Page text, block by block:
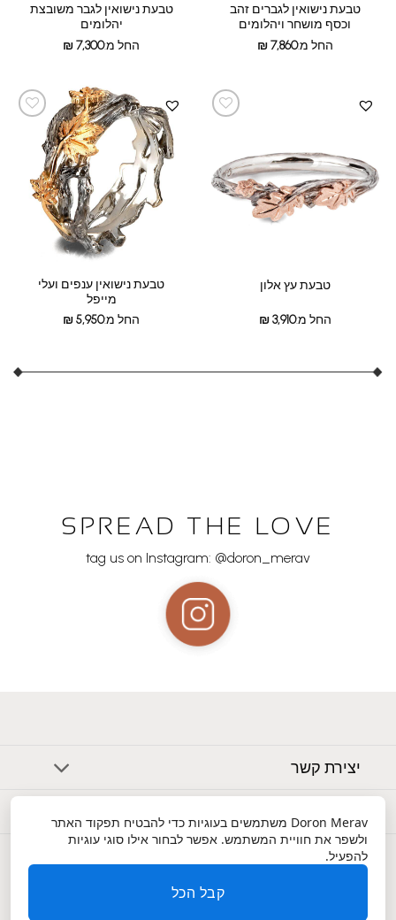
טבעת נישואין לגברים זהב
וכסף מושחר ויהלומים
החל מ:
₪7,860
טבעת נישואין לגבר משובצת
יהלומים
החל מ:
₪7,300
טבעת עץ אלון
החל מ: ₪3,910
טבעת נישואין ענפים ועלי
מייפל
החל מ:
₪5,950
SPREAD THE LOVE
tag us on Instagram: @doron_merav
יצירת קשר
שירות לקוחות
Doron Merav משתמשים בעוגיות כדי להבטיח תפקוד האתר
ולשפר את חוויית המשתמש. אפשר לבחור אילו סוגי עוגיות
להפעיל.
קבל הכל